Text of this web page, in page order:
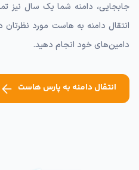
جابجایی، دامنه شما یک سال نیز
انتقال دامنه به هاست مورد
دامین‌های خود انجام دهید.
انتقال دامنه به پارس هاست